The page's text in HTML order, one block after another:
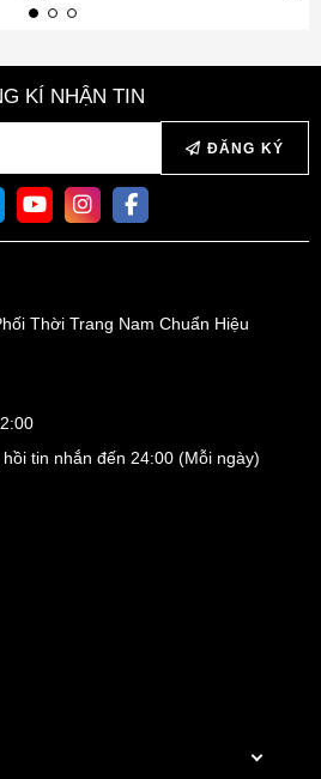
KÍ NHẬN TIN
ĐĂNG KÝ
Thời Trang Nam Chuẩn Hiệu
tin nhắn đến 24:00 (Mỗi ngày)